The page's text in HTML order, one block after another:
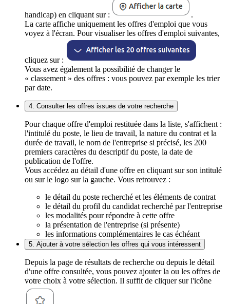
handicap) en cliquant sur :
.
La carte affiche uniquement les offres d'emploi que vous
voyez à l'écran. Pour visualiser les offres d'emploi suivantes,
cliquez sur :
Vous avez également la possibilité de changer le
« classement » des offres : vous pouvez par exemple les trier
par date.
4. Consulter les offres issues de votre recherche
Pour chaque offre d'emploi restituée dans la liste, s'affichent :
l'intitulé du poste, le lieu de travail, la nature du contrat et la
durée de travail, le nom de l'entreprise si précisé, les 200
premiers caractères du descriptif du poste, la date de
publication de l'offre.
Vous accédez au détail d'une offre en cliquant sur son intitulé
ou sur le logo sur la gauche. Vous retrouvez :
le détail du poste recherché et les éléments de contrat
le détail du profil du candidat recherché par l'entreprise
les modalités pour répondre à cette offre
la présentation de l'entreprise (si présente)
les informations complémentaires le cas échéant
5. Ajouter à votre sélection les offres qui vous intéressent
Depuis la page de résultats de recherche ou depuis le détail
d'une offre consultée, vous pouvez ajouter la ou les offres de
votre choix à votre sélection. Il suffit de cliquer sur l'icône